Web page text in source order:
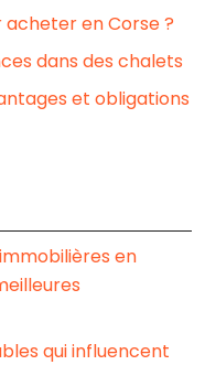
en Corse ?
dans des chalets
et obligations
en
qui influencent